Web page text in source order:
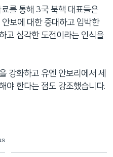
를 통해 3국 북핵 대표들은
보에 대한 중대하고 임박한
고 심각한 도전이라는 인식을
강화하고 유엔 안보리에서 세
야 한다는 점도 강조했습니다.